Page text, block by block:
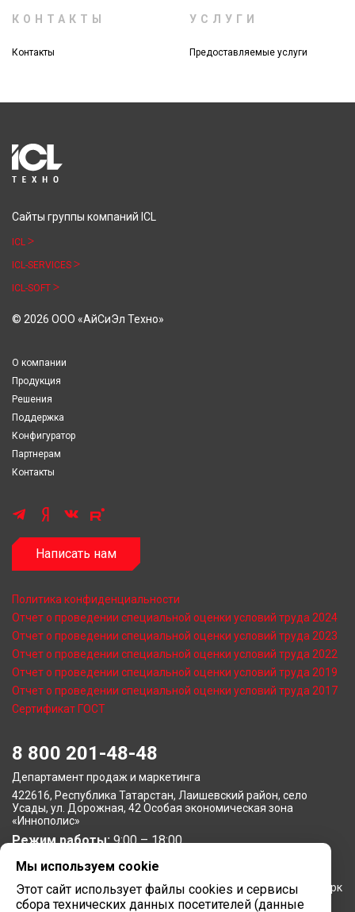
КОНТАКТЫ
Контакты
УСЛУГИ
Предоставляемые услуги
Сайты группы компаний ICL
ICL
ICL-SERVICES
ICL-SOFT
© 2026 ООО «АйСиЭл Техно»
О компании
Продукция
Решения
Поддержка
Конфигуратор
Партнерам
Контакты
Написать нам
Политика конфиденциальности
Отчет о проведении специальной оценки условий труда 2024
Отчет о проведении специальной оценки условий труда 2023
Отчет о проведении специальной оценки условий труда 2022
Отчет о проведении специальной оценки условий труда 2019
Отчет о проведении специальной оценки условий труда 2017
Сертификат ГОСТ
8 800 201-48-48
Департамент продаж и маркетинга
422616, Республика Татарстан, Лаишевский район, село
Усады, ул. Дорожная, 42 Особая экономическая зона
«Иннополис»
Режим работы:9:00 – 18:00
Московское представительство
105064, г. Москва, Нижний Сусальный переулок, 5, бизнес-парк
«Арма»
Мы используем cookie
Этот сайт использует файлы cookies и сервисы
сбора технических данных посетителей (данные